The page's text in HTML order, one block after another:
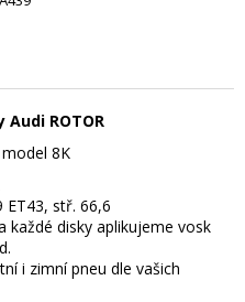
Audi ROTOR
8K
ET43, stř. 66,6
každé disky aplikujeme vosk
i zimní pneu dle vašich